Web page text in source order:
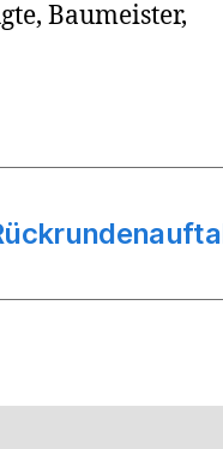
Baumeister,